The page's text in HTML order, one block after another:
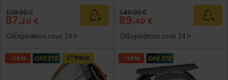
Price reduced from
109,00 €to
87,20 € Ajouter au panier
Expédition sous 24 h
Price reduced from
149,00 €to
89,40 €
Expédition sous 24 h
-20% 1 ERPRIX -38%